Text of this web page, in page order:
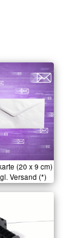
(20 x 9 cm)
Versand (*)